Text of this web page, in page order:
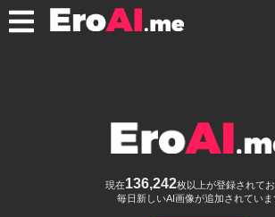
現在136,242枚以上が登録されてお
毎日新しいAI画像が追加されていま